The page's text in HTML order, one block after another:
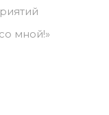
мной!»